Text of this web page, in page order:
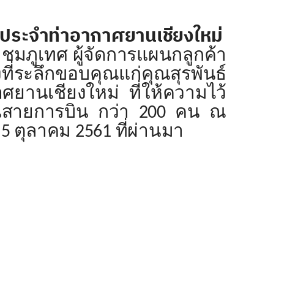
ระจำท่าอากาศยานเชียงใหม่
เทศ ผู้จัดการแผนกลูกค้า
ที่ระลึกขอบคุณแก่คุณสุรพันธ์
ยานเชียงใหม่ ที่ให้ความไว้
สายการบิน กว่า 200 คน ณ
ตุลาคม 2561 ที่ผ่านมา